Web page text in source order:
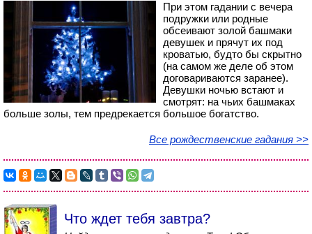
При этом гадании с вечера
подружки или родные
обсеивают золой башмаки
девушек и прячут их под
кроватью, будто бы скрытно
(на самом же деле об этом
договариваются заранее).
Девушки ночью встают и
смотрят: на чьих башмаках
больше золы, тем предрекается большое богатство.
Все рождественские гадания >>
Что ждет тебя завтра?